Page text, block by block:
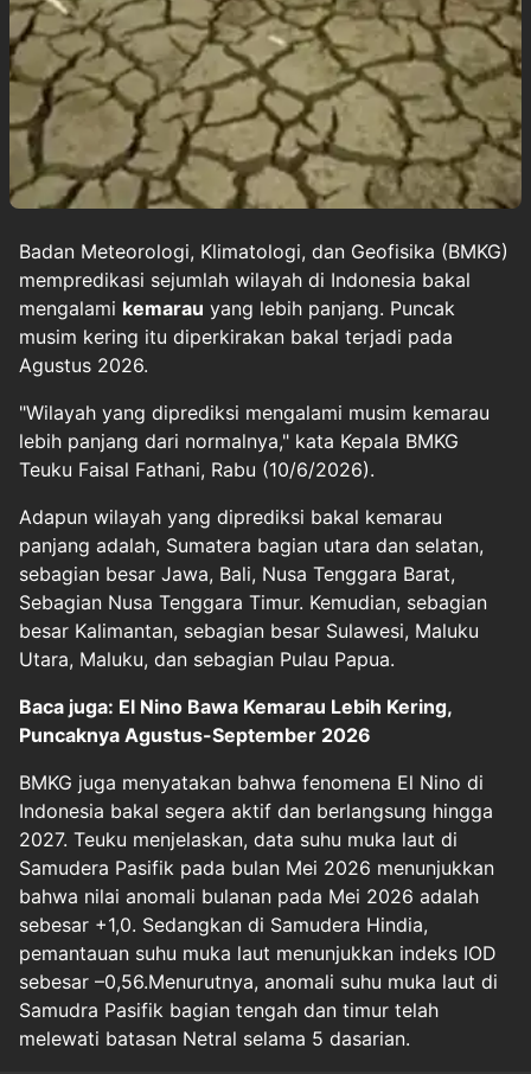
Badan Meteorologi, Klimatologi, dan Geofisika (BMKG)
mempredikasi sejumlah wilayah di Indonesia bakal
mengalami kemarau yang lebih panjang. Puncak
musim kering itu diperkirakan bakal terjadi pada
Agustus 2026.
"Wilayah yang diprediksi mengalami musim kemarau
lebih panjang dari normalnya," kata Kepala BMKG
Teuku Faisal Fathani, Rabu (10/6/2026).
Adapun wilayah yang diprediksi bakal kemarau
panjang adalah, Sumatera bagian utara dan selatan,
sebagian besar Jawa, Bali, Nusa Tenggara Barat,
Sebagian Nusa Tenggara Timur. Kemudian, sebagian
besar Kalimantan, sebagian besar Sulawesi, Maluku
Utara, Maluku, dan sebagian Pulau Papua.
Baca juga: El Nino Bawa Kemarau Lebih Kering,
Puncaknya Agustus-September 2026
BMKG juga menyatakan bahwa fenomena El Nino di
Indonesia bakal segera aktif dan berlangsung hingga
2027. Teuku menjelaskan, data suhu muka laut di
Samudera Pasifik pada bulan Mei 2026 menunjukkan
bahwa nilai anomali bulanan pada Mei 2026 adalah
sebesar +1,0. Sedangkan di Samudera Hindia,
pemantauan suhu muka laut menunjukkan indeks IOD
sebesar –0,56.Menurutnya, anomali suhu muka laut di
Samudra Pasifik bagian tengah dan timur telah
melewati batasan Netral selama 5 dasarian.